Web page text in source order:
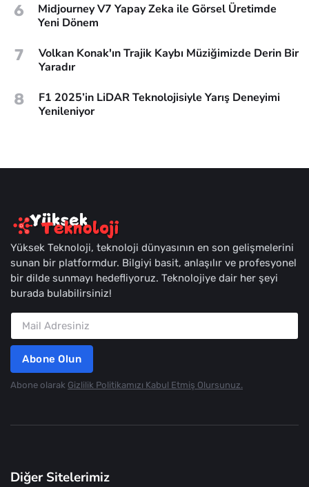
6
Midjourney V7 Yapay Zeka ile Görsel Üretimde
Yeni Dönem
7
Volkan Konak'ın Trajik Kaybı Müziğimizde Derin Bir
Yaradır
8
F1 2025’in LiDAR Teknolojisiyle Yarış Deneyimi
Yenileniyor
Yüksek Teknoloji, teknoloji dünyasının en son gelişmelerini
sunan bir platformdur. Bilgiyi basit, anlaşılır ve profesyonel
bir dilde sunmayı hedefliyoruz. Teknolojiye dair her şeyi
burada bulabilirsiniz!
Abone Olun
Abone olarak Gizlilik Politikamızı Kabul Etmiş Olursunuz.
Diğer Sitelerimiz